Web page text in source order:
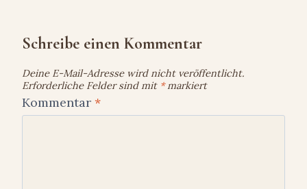
Schreibe einen Kommentar
Deine E-Mail-Adresse wird nicht veröffentlicht.
Erforderliche Felder sind mit *markiert
Kommentar *